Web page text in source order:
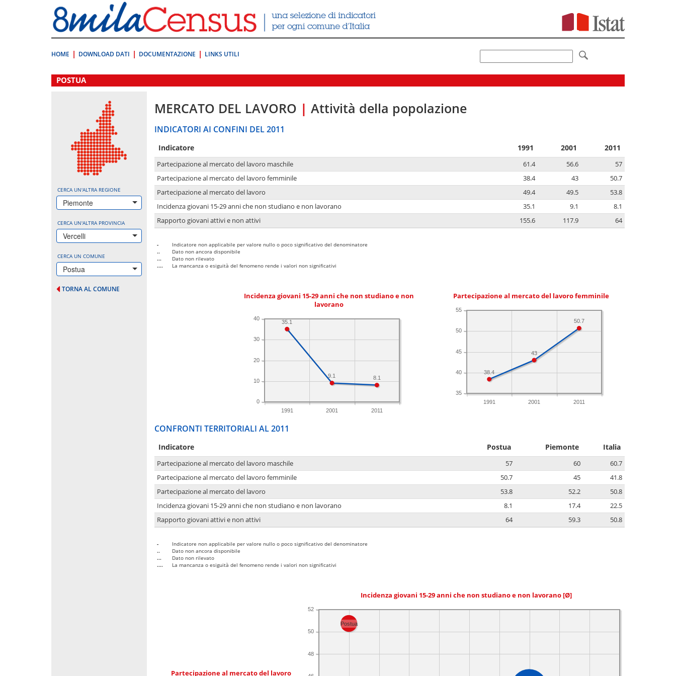
direttamente
a:
Contenuto
HOME DOWNLOAD DATI DOCUMENTAZIONE LINKS UTILI
.
POSTUA
CERCA UN'ALTRA REGIONE
Piemonte
CERCA UN'ALTRA PROVINCIA
Vercelli
CERCA UN COMUNE
Postua
TORNA AL COMUNE
MERCATO DEL LAVORO | Attività della popolazione
INDICATORI AI CONFINI DEL 2011
Indicatore 1991 2001 2011
Partecipazione al mercato del lavoro maschile 61.4 56.6
57
Partecipazione al mercato del lavoro femminile
38.4 43
50.7
Partecipazione al mercato del lavoro
49.4 49.5
53.8
Incidenza giovani 15-29 anni che non studiano e non lavorano
35.1 9.1
8.1
Rapporto giovani attivi e non attivi
155.6 117.9 64
-
Indicatore non applicabile per valore nullo o poco significativo del denominatore
..
Dato non ancora disponibile
...
Dato non rilevato
....
La mancanza o esiguità del fenomeno rende i valori non significativi
Incidenza giovani 15-29 anni che non studiano e non
lavorano
1991 2001 2011
0
10
20
30
40
8.1
9.1
35.1
Partecipazione al mercato del lavoro femminile
1991 2001 2011
35
40
45
50
55
50.7
43
38.4
CONFRONTI TERRITORIALI AL 2011
Indicatore Postua Piemonte Italia
Partecipazione al mercato del lavoro maschile 57 60
60.7
Partecipazione al mercato del lavoro femminile
50.7 45
41.8
Partecipazione al mercato del lavoro
53.8 52.2
50.8
Incidenza giovani 15-29 anni che non studiano e non lavorano
8.1 17.4
22.5
Rapporto giovani attivi e non attivi
64 59.3 50.8
-
Indicatore non applicabile per valore nullo o poco significativo del denominatore
..
Dato non ancora disponibile
...
Dato non rilevato
....
La mancanza o esiguità del fenomeno rende i valori non significativi
Incidenza giovani 15-29 anni che non studiano e non lavorano [Ø]
Partecipazione al mercato del lavoro
48
50
52
Postua